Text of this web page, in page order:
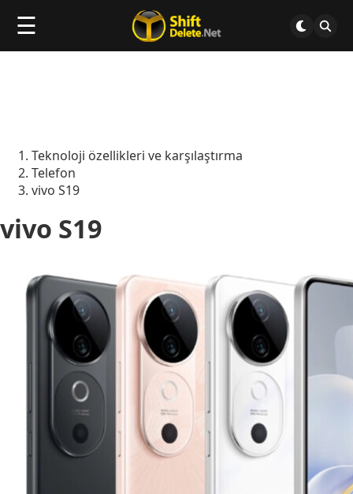
☰
Teknoloji özellikleri ve karşılaştırma
Telefon
vivo S19
vivo S19